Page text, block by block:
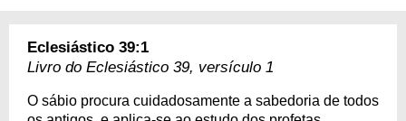
Eclesiástico 39:1
Livro do Eclesiástico 39, versículo 1
O sábio procura cuidadosamente a sabedoria de todos